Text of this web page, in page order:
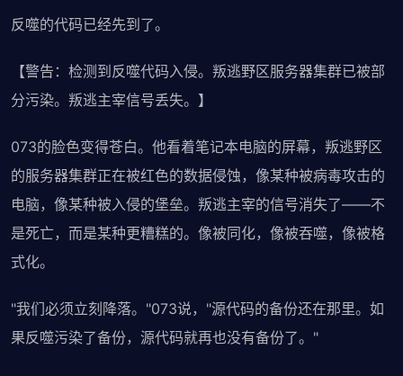
反噬的代码已经先到了。
【警告：检测到反噬代码入侵。叛逃野区服务器集群已被部
分污染。叛逃主宰信号丢失。】
073的脸色变得苍白。他看着笔记本电脑的屏幕，叛逃野区
的服务器集群正在被红色的数据侵蚀，像某种被病毒攻击的
电脑，像某种被入侵的堡垒。叛逃主宰的信号消失了——不
是死亡，而是某种更糟糕的。像被同化，像被吞噬，像被格
式化。
"我们必须立刻降落。"073说，"源代码的备份还在那里。如
果反噬污染了备份，源代码就再也没有备份了。"